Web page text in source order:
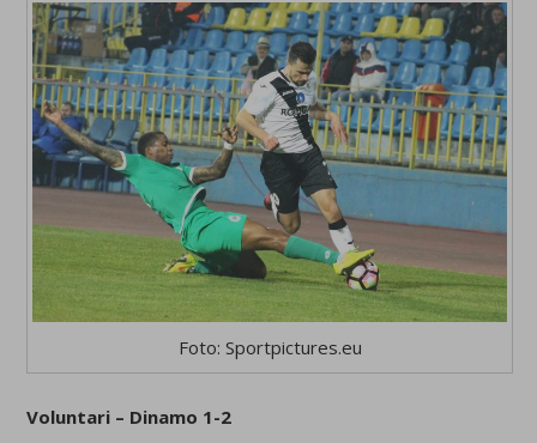
Foto: Sportpictures.eu
Voluntari – Dinamo 1-2